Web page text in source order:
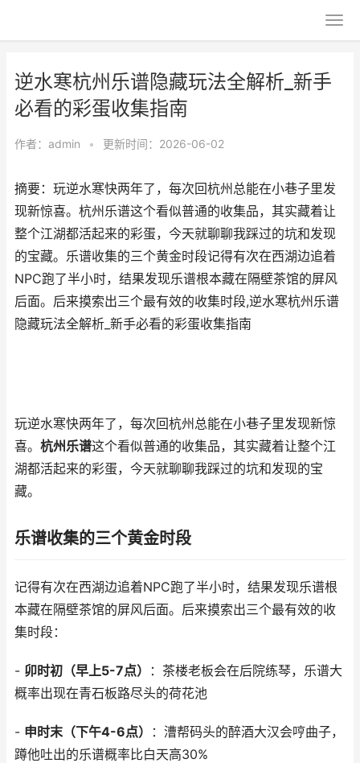
逆水寒杭州乐谱隐藏玩法全解析_新手
必看的彩蛋收集指南
作者： admin • 更新时间：2026-06-02
摘要：玩逆水寒快两年了，每次回杭州总能在小巷子里发
现新惊喜。杭州乐谱这个看似普通的收集品，其实藏着让
整个江湖都活起来的彩蛋，今天就聊聊我踩过的坑和发现
的宝藏。乐谱收集的三个黄金时段记得有次在西湖边追着
NPC跑了半小时，结果发现乐谱根本藏在隔壁茶馆的屏风
后面。后来摸索出三个最有效的收集时段,逆水寒杭州乐谱
隐藏玩法全解析_新手必看的彩蛋收集指南
玩逆水寒快两年了，每次回杭州总能在小巷子里发现新惊
喜。 杭州乐谱这个看似普通的收集品，其实藏着让整个江
湖都活起来的彩蛋，今天就聊聊我踩过的坑和发现的宝
藏。
乐谱收集的三个黄金时段
记得有次在西湖边追着NPC跑了半小时，结果发现乐谱根
本藏在隔壁茶馆的屏风后面。后来摸索出三个最有效的收
集时段：
- 卯时初（早上5-7点）
：茶楼老板会在后院练琴，乐谱大
概率出现在青石板路尽头的荷花池
- 申时末（下午4-6点）
：漕帮码头的醉酒大汉会哼曲子，
蹲他吐出的乐谱概率比白天高30%